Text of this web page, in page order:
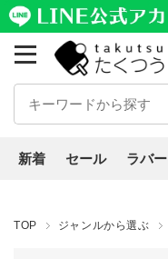
新着 セール ラバー
TOP ジャンルから選ぶ